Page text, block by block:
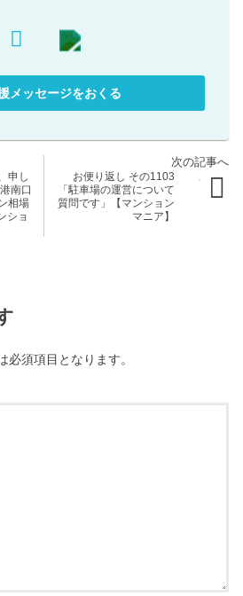
メッセージをおくる
申し
南口
相場
ショ
お便り返し その1103
「駐車場の運営について
質問です」【マンション
マニア】
必須項目となります。